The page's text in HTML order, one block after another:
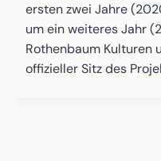
ersten zwei Jahre
um ein weiteres Jahr
Rothenbaum Kulturen
offizieller Sitz des